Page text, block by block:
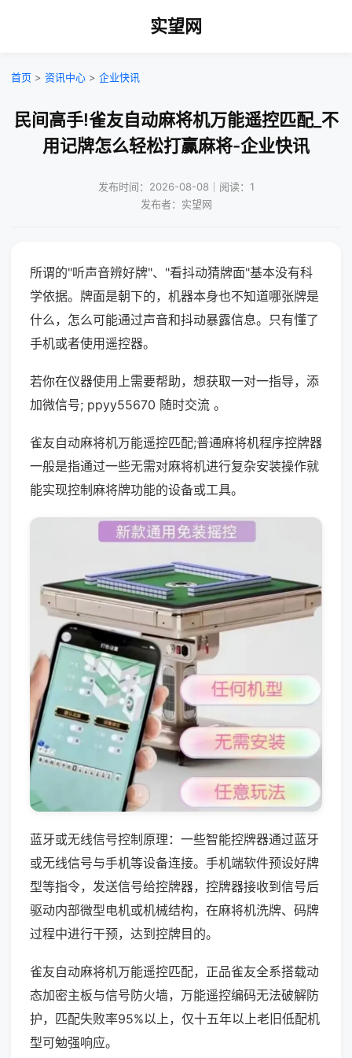
实望网
首页 > 资讯中心 > 企业快讯
民间高手!雀友自动麻将机万能遥控匹配_不
用记牌怎么轻松打赢麻将-企业快讯
发布时间：2026-08-08｜阅读：1
发布者：实望网
所谓的"听声音辨好牌"、"看抖动猜牌面"基本没有科
学依据。牌面是朝下的，机器本身也不知道哪张牌是
什么，怎么可能通过声音和抖动暴露信息。只有懂了
手机或者使用遥控器。
若你在仪器使用上需要帮助，想获取一对一指导，添
加微信号; ppyy55670 随时交流 。
雀友自动麻将机万能遥控匹配;普通麻将机程序控牌器
一般是指通过一些无需对麻将机进行复杂安装操作就
能实现控制麻将牌功能的设备或工具。
蓝牙或无线信号控制原理：一些智能控牌器通过蓝牙
或无线信号与手机等设备连接。手机端软件预设好牌
型等指令，发送信号给控牌器，控牌器接收到信号后
驱动内部微型电机或机械结构，在麻将机洗牌、码牌
过程中进行干预，达到控牌目的。
雀友自动麻将机万能遥控匹配，正品雀友全系搭载动
态加密主板与信号防火墙，万能遥控编码无法破解防
护，匹配失败率95%以上，仅十五年以上老旧低配机
型可勉强响应。